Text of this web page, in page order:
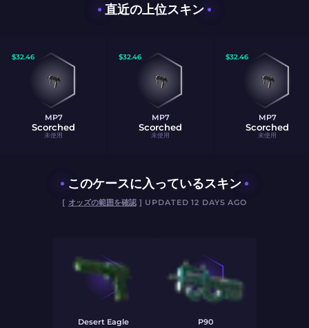
直近の上位スキン
$32.46
MP7
Scorched
未使用
$32.46
MP7
Scorched
未使用
$32.46
MP7
Scorched
未使用
このケースに入っているスキン
[ オッズの範囲を確認] UPDATED 12 DAYS AGO
Desert Eagle P90